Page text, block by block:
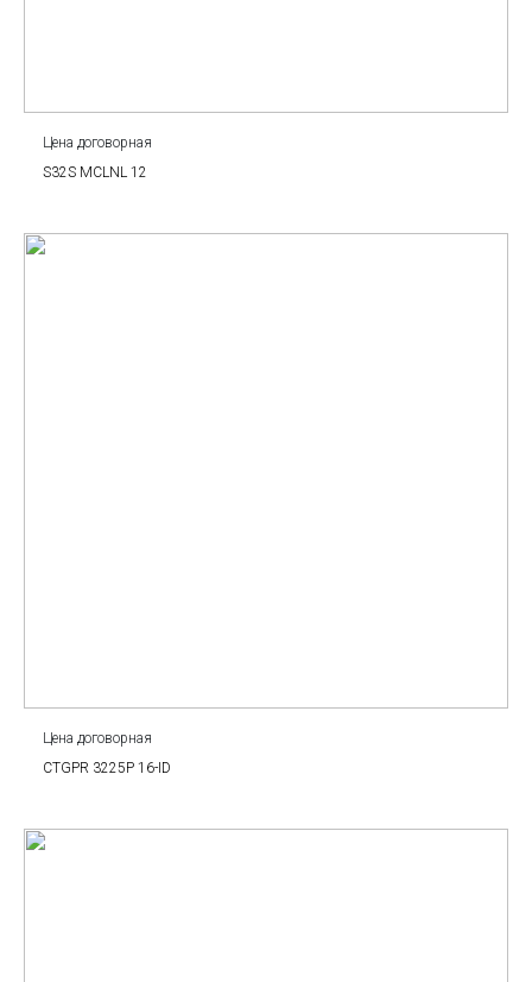
Цена договорная
S32S MCLNL 12
Цена договорная
CTGPR 3225P 16-ID